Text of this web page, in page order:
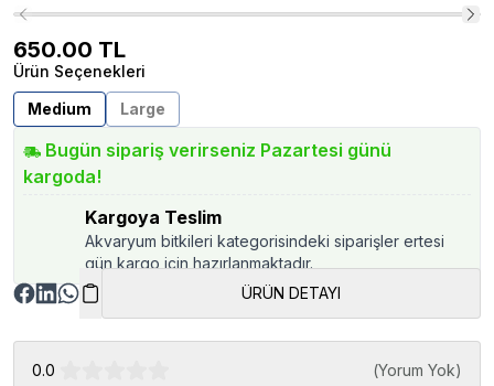
650.00 TL
Ürün Seçenekleri
Medium
Large
Bugün sipariş verirseniz Pazartesi günü
kargoda!
Kargoya Teslim
Akvaryum bitkileri kategorisindeki siparişler ertesi
gün kargo için hazırlanmaktadır.
ÜRÜN DETAYI
0.0 (Yorum Yok)